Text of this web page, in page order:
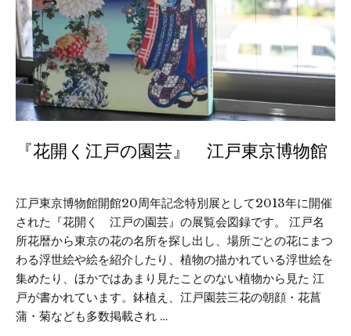
『花開く江戸の園芸』 江戸東京博物館
江戸東京博物館開館20周年記念特別展として2013年に開催
された『花開く 江戸の園芸』の展覧会図録です。 江戸名
所花暦から東京の花の名所を探し出し、場所ごとの花にまつ
わる浮世絵や絵を紹介したり、植物の描かれている浮世絵を
集めたり、ほかではあまり見たことのない植物から見た 江
戸が書かれています。鉢植え、江戸園芸三花の朝顔・花菖
蒲・菊なども多数掲載され …